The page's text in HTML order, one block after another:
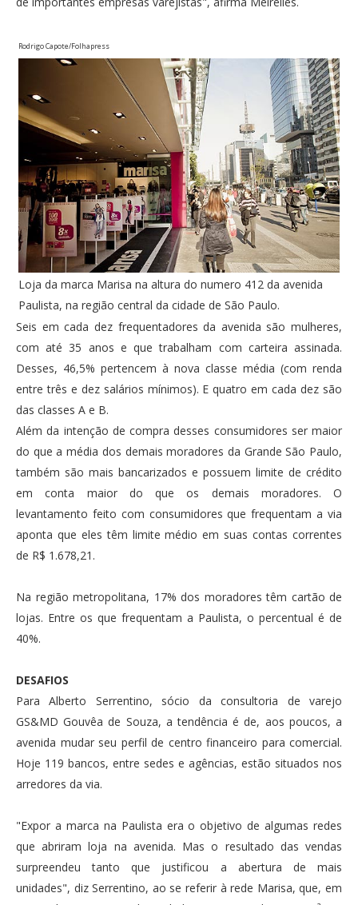
Rodrigo Capote/Folhapress
Loja da marca Marisa na altura do numero 412 da avenida
Paulista, na região central da cidade de São Paulo.
Seis em cada dez frequentadores da avenida são mulheres,
com até 35 anos e que trabalham com carteira assinada.
Desses, 46,5% pertencem à nova classe média (com renda
entre três e dez salários mínimos). E quatro em cada dez são
das classes A e B.
Além da intenção de compra desses consumidores ser maior
do que a média dos demais moradores da Grande São Paulo,
também são mais bancarizados e possuem limite de crédito
em conta maior do que os demais moradores. O
levantamento feito com consumidores que frequentam a via
aponta que eles têm limite médio em suas contas correntes
de R$ 1.678,21.
Na região metropolitana, 17% dos moradores têm cartão de
lojas. Entre os que frequentam a Paulista, o percentual é de
40%.
DESAFIOS
Para Alberto Serrentino, sócio da consultoria de varejo
GS&MD Gouvêa de Souza, a tendência é de, aos poucos, a
avenida mudar seu perfil de centro financeiro para comercial.
Hoje 119 bancos, entre sedes e agências, estão situados nos
arredores da via.
"Expor a marca na Paulista era o objetivo de algumas redes
que abriram loja na avenida. Mas o resultado das vendas
surpreendeu tanto que justificou a abertura de mais
unidades", diz Serrentino, ao se referir à rede Marisa, que, em